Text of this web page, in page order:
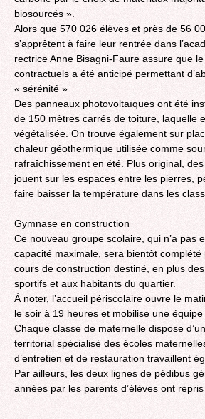
biosourcés ».
Alors que 570 026 élèves et près de 56
s’apprêtent à faire leur rentrée dans
rectrice Anne Bisagni-Faure assure que
contractuels a été anticipé permettant
« sérénité »
Des panneaux photovoltaïques ont été
de 150 mètres carrés de toiture, laquelle
végétalisée. On trouve également sur
chaleur géothermique utilisée comme
rafraîchissement en été. Plus original,
jouent sur les espaces entre les pierres,
faire baisser la température dans les
Gymnase en construction
Ce nouveau groupe scolaire, qui n’a pas
capacité maximale, sera bientôt
cours de construction destiné, en plus
sportifs et aux habitants du quartier.
À noter, l’accueil périscolaire ouvre le
le soir à 19 heures et mobilise une
Chaque classe de maternelle dispose
territorial spécialisé des écoles
d’entretien et de restauration travaillent
Par ailleurs, les deux lignes de pédibus
années par les parents d’élèves ont